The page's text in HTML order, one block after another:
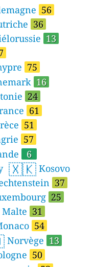
56
36
13
75
16
24
61
51
57
6
🇽🇰 Kosovo
37
25
Malte 31
54
Norvège 13
50